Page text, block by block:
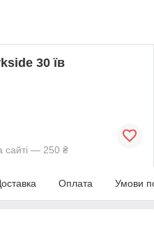
30 їв
сайті — 250 ₴
Оплата Умови